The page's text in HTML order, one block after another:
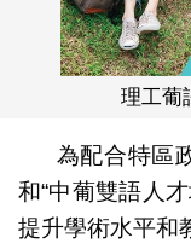
理工葡
為配合特區
和“中葡雙語人
提升學術水平和